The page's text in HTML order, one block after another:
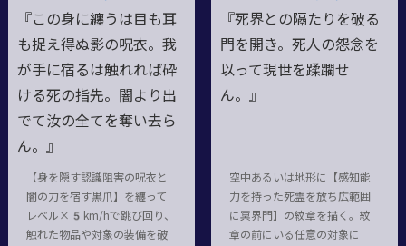
『この身に纏うは目も耳
も捉え得ぬ影の呪衣。我
が手に宿るは触れれば砕
ける死の指先。闇より出
でて汝の全てを奪い去ら
ん。』
【身を隠す認識阻害の呪衣と
闇の力を宿す黒爪】を纏って
レベル×5km/hで跳び回り、
触れた物品や対象の装備を破
『死界との隔たりを破る
門を開き。死人の怨念を
以って現世を蹂躙せ
ん。』
空中あるいは地形に【感知能
力を持った死霊を放ち広範囲
に冥界門】の紋章を描く。紋
章の前にいる任意の対象に